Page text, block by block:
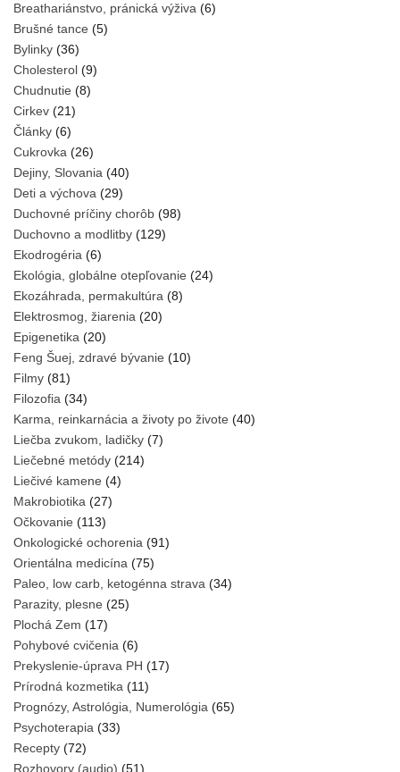
Breathariánstvo, pránická výživa (6)
Brušné tance (5)
Bylinky (36)
Cholesterol (9)
Chudnutie (8)
Cirkev (21)
Články (6)
Cukrovka (26)
Dejiny, Slovania (40)
Deti a výchova (29)
Duchovné príčiny chorôb (98)
Duchovno a modlitby (129)
Ekodrogéria (6)
Ekológia, globálne otepľovanie (24)
Ekozáhrada, permakultúra (8)
Elektrosmog, žiarenia (20)
Epigenetika (20)
Feng Šuej, zdravé bývanie (10)
Filmy (81)
Filozofia (34)
Karma, reinkarnácia a životy po živote (40)
Liečba zvukom, ladičky (7)
Liečebné metódy (214)
Liečivé kamene (4)
Makrobiotika (27)
Očkovanie (113)
Onkologické ochorenia (91)
Orientálna medicína (75)
Paleo, low carb, ketogénna strava (34)
Parazity, plesne (25)
Plochá Zem (17)
Pohybové cvičenia (6)
Prekyslenie-úprava PH (17)
Prírodná kozmetika (11)
Prognózy, Astrológia, Numerológia (65)
Psychoterapia (33)
Recepty (72)
Rozhovory (audio) (51)